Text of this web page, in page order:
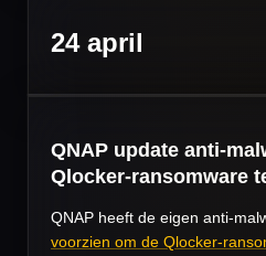
24 april
QNAP update anti-
Qlocker-ransomware
QNAP heeft de eigen anti-
voorzien om de Qlocker-